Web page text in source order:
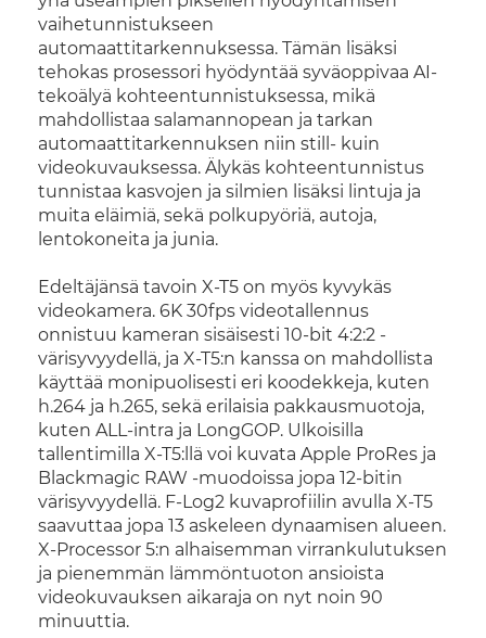
vaihetunnistukseen
automaattitarkennuksessa. Tämän lisäksi
tehokas prosessori hyödyntää syväoppivaa AI-
tekoälyä kohteentunnistuksessa, mikä
mahdollistaa salamannopean ja tarkan
automaattitarkennuksen niin still- kuin
videokuvauksessa. Älykäs kohteentunnistus
tunnistaa kasvojen ja silmien lisäksi lintuja ja
muita eläimiä, sekä polkupyöriä, autoja,
lentokoneita ja junia.
Edeltäjänsä tavoin X-T5 on myös kyvykäs
videokamera. 6K 30fps videotallennus
onnistuu kameran sisäisesti 10-bit 4:2:2 -
värisyvyydellä, ja X-T5:n kanssa on mahdollista
käyttää monipuolisesti eri koodekkeja, kuten
h.264 ja h.265, sekä erilaisia pakkausmuotoja,
kuten ALL-intra ja LongGOP. Ulkoisilla
tallentimilla X-T5:llä voi kuvata Apple ProRes ja
Blackmagic RAW -muodoissa jopa 12-bitin
värisyvyydellä. F-Log2 kuvaprofiilin avulla X-T5
saavuttaa jopa 13 askeleen dynaamisen alueen.
X-Processor 5:n alhaisemman virrankulutuksen
ja pienemmän lämmöntuoton ansioista
videokuvauksen aikaraja on nyt noin 90
minuuttia.